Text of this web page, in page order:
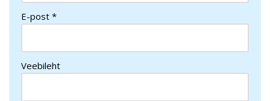
E-post *
Veebileht